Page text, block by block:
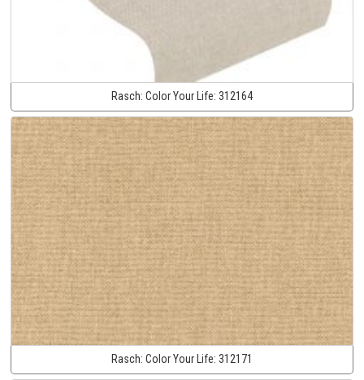
Rasch: Color Your Life: 312164
Rasch: Color Your Life: 312171